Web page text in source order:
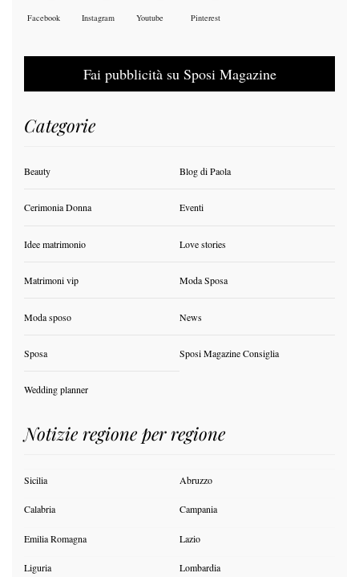
Facebook Instagram Youtube Pinterest
Fai pubblicità su Sposi Magazine
Categorie
Beauty Blog di Paola
Cerimonia Donna Eventi
Idee matrimonio Love stories
Matrimoni vip Moda Sposa
Moda sposo News
Sposa Sposi Magazine Consiglia
Wedding planner
Notizie regione per regione
Sicilia Abruzzo
Calabria Campania
Emilia Romagna Lazio
Liguria Lombardia